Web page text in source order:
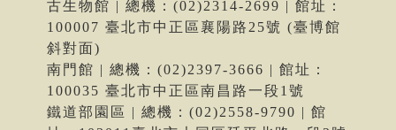
古生物館 | 總機：(02)2314-2699 | 館址：
100007 臺北市中正區襄陽路25號 (臺博館
斜對面)
南門館 | 總機：(02)2397-3666 | 館址：
100035 臺北市中正區南昌路一段1號
鐵道部園區 | 總機：(02)2558-9790 | 館